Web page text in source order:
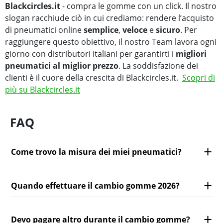
Blackcircles.it- compra le gomme con un click. Il nostro
slogan racchiude ciò in cui crediamo: rendere l’acquisto
di pneumatici onlinesemplice, veloce esicuro. Per
raggiungere questo obiettivo, il nostro Team lavora ogni
giorno con distributori italiani per garantirti i migliori
pneumatici al miglior prezzo. La soddisfazione dei
clienti è il cuore della crescita di Blackcircles.it. Scopri di
più su Blackcircles.it
FAQ
Come trovo la misura dei miei pneumatici?
Quando effettuare il cambio gomme 2026?
Devo pagare altro durante il cambio gomme?